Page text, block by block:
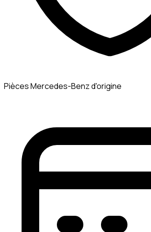
Pièces Mercedes-Benz d'origine